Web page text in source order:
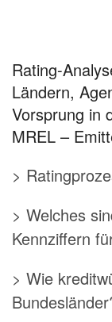
Rating-
Ländern,
Vorsprung in
MREL –
>
> Welches
Kennziffern
> Wie